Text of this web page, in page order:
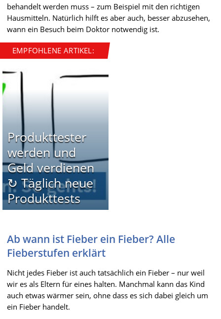
behandelt werden muss – zum Beispiel mit den richtigen
Hausmitteln. Natürlich hilft es aber auch, besser abzusehen,
wann ein Besuch beim Doktor notwendig ist.
EMPFOHLENE ARTIKEL:
Produkttester
werden und
Geld verdienen
↻ Täglich neue
Produkttests
Ab wann ist Fieber ein Fieber? Alle
Fieberstufen erklärt
Nicht jedes Fieber ist auch tatsächlich ein Fieber – nur weil
wir es als Eltern für eines halten. Manchmal kann das Kind
auch etwas wärmer sein, ohne dass es sich dabei gleich um
ein Fieber handelt.